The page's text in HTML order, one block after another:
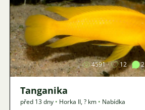
Obrázek
4591 12 2
Tanganika
před 13 dny • Horka II,? km • Nabídka